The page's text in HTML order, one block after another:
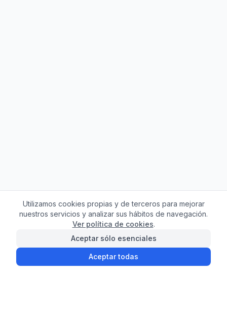
Utilizamos cookies propias y de terceros para mejorar
nuestros servicios y analizar sus hábitos de navegación.
Ver política de cookies.
Aceptar sólo esenciales
Aceptar todas